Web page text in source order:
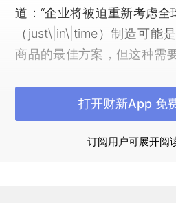
道：“企业将被迫重新考虑全
（just\|in\|time）制造可能
商品的最佳方案，但这种需
Change the Way the World
Financial Times，2020年4月8
也提出倡议：“为了应对新冠
订阅用户可展开阅
打开财新App 免